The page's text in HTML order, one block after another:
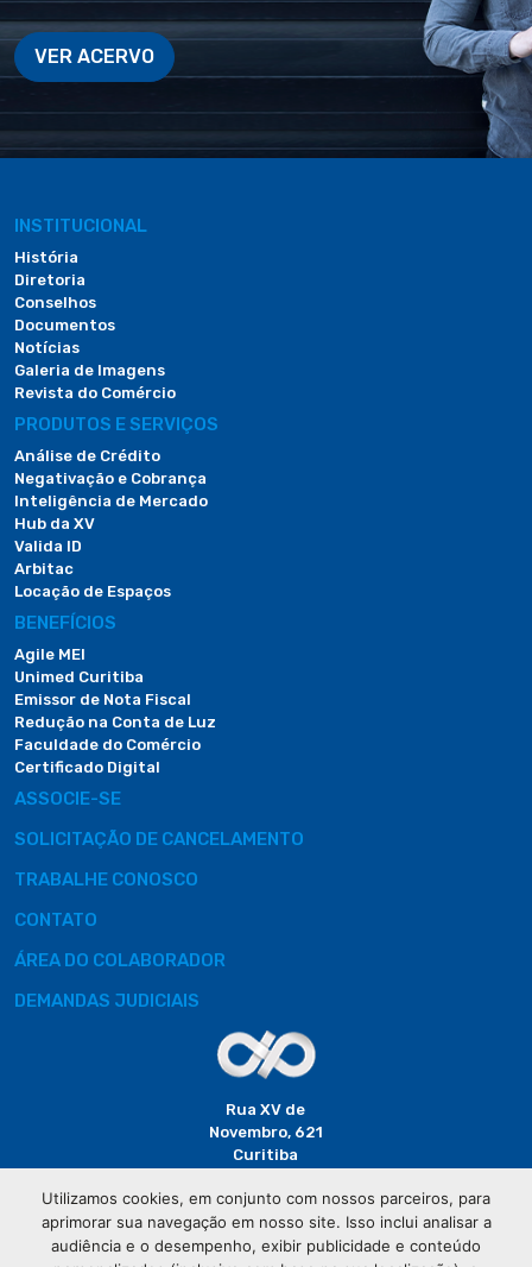
VER ACERVO
INSTITUCIONAL
História
Diretoria
Conselhos
Documentos
Notícias
Galeria de Imagens
Revista do Comércio
PRODUTOS E SERVIÇOS
Análise de Crédito
Negativação e Cobrança
Inteligência de Mercado
Hub da XV
Valida ID
Arbitac
Locação de Espaços
BENEFÍCIOS
Agile MEI
Unimed Curitiba
Emissor de Nota Fiscal
Redução na Conta de Luz
Faculdade do Comércio
Certificado Digital
ASSOCIE-SE
SOLICITAÇÃO DE CANCELAMENTO
TRABALHE CONOSCO
CONTATO
ÁREA DO COLABORADOR
DEMANDAS JUDICIAIS
Rua XV de
Novembro, 621
Curitiba
(41) 3320-
Utilizamos cookies, em conjunto com nossos parceiros, para
aprimorar sua navegação em nosso site. Isso inclui analisar a
audiência e o desempenho, exibir publicidade e conteúdo